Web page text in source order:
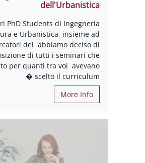
dell'Urbanistica
PhD Students di Ingegneria
e Urbanistica, insieme ad
del abbiamo deciso di
di tutti i seminari che
per quanti tra voi avevano
scelto il curriculum �
More Info